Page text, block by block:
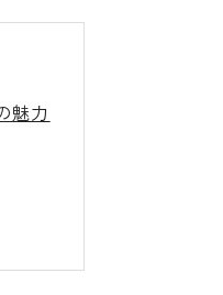
魅力